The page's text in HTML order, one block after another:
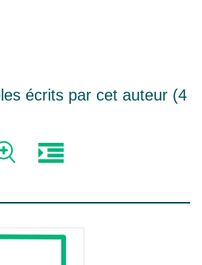
écrits par cet auteur (4